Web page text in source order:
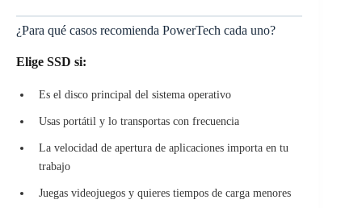
¿Para qué casos recomienda PowerTech cada uno?
Elige SSD si:
Es el disco principal del sistema operativo
Usas portátil y lo transportas con frecuencia
La velocidad de apertura de aplicaciones importa en tu
trabajo
Juegas videojuegos y quieres tiempos de carga menores